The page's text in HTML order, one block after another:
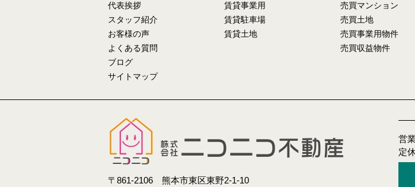
代表挨拶
スタッフ紹介
お客様の声
よくある質問
ブログ
サイトマップ
賃貸事業用
賃貸駐車場
賃貸土地
売買マンション
売買土地
売買事業用物件
売買収益物件
〒861-2106 熊本市東区東野2-1-10
営
定